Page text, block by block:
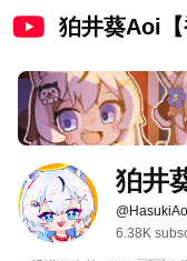
狛井葵Aoi【
狛井
6.38K